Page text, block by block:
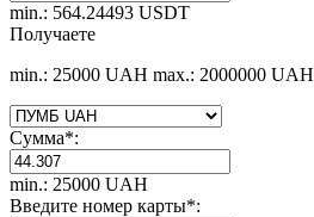
min.: 564.24493 USDT
Получаете
min.: 25000 UAH max.: 2000000 UAH
Сумма*:
min.: 25000 UAH
Введите номер карты*: